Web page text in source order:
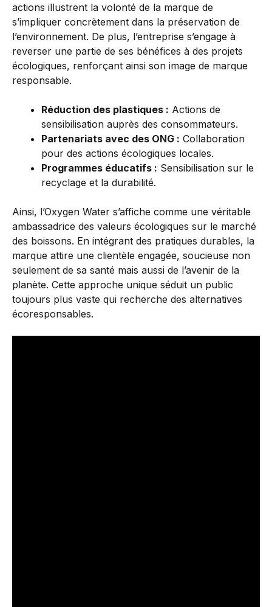
actions illustrent la volonté de la marque de
s’impliquer concrètement dans la préservation de
l’environnement. De plus, l’entreprise s’engage à
reverser une partie de ses bénéfices à des projets
écologiques, renforçant ainsi son image de marque
responsable.
Réduction des plastiques : Actions de
sensibilisation auprès des consommateurs.
Partenariats avec des ONG : Collaboration
pour des actions écologiques locales.
Programmes éducatifs : Sensibilisation sur le
recyclage et la durabilité.
Ainsi, l’Oxygen Water s’affiche comme une véritable
ambassadrice des valeurs écologiques sur le marché
des boissons. En intégrant des pratiques durables, la
marque attire une clientèle engagée, soucieuse non
seulement de sa santé mais aussi de l’avenir de la
planète. Cette approche unique séduit un public
toujours plus vaste qui recherche des alternatives
écoresponsables.